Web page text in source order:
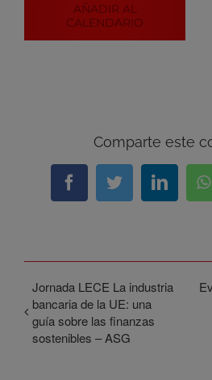
AÑADIR AL
CALENDARIO
Comparte este
FacebookTwitterLinkedIn
Jornada LECE La industria
bancaria de la UE: una
guía sobre las finanzas
sostenibles – ASG